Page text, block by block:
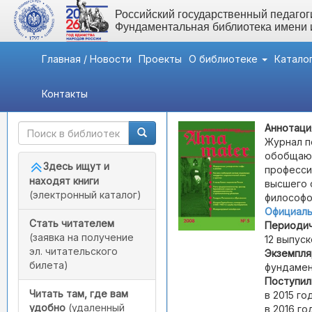
Российский государственный
Фундаментальная библиотека
Главная / Новости Проекты О библиотеке
Контакты
Быстрый доступ
Здесь ищут и
находят книги
(электронный каталог)
Стать читателем
(заявка на получение
эл. читательского
билета)
Читать там, где вам
удобно (удаленный
Журнал
высшего
12
в 2015
в 2016